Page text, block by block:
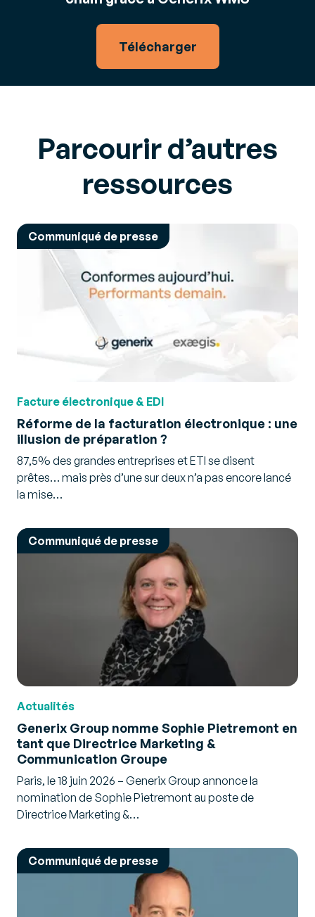
Télécharger
Parcourir d’autres
ressources
Communiqué de presse
Facture électronique & EDI
Réforme de la facturation électronique : une
illusion de préparation ?
87,5% des grandes entreprises et ETI se disent
prêtes… mais près d’une sur deux n’a pas encore lancé
la mise…
Communiqué de presse
Actualités
Generix Group nomme Sophie Pietremont en
tant que Directrice Marketing &
Communication Groupe
Paris, le 18 juin 2026 – Generix Group annonce la
nomination de Sophie Pietremont au poste de
Directrice Marketing &…
Communiqué de presse